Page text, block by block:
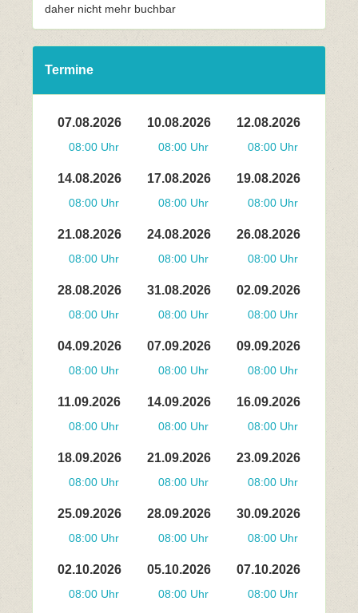
daher nicht mehr buchbar
Termine
07.08.2026
08:00 Uhr
10.08.2026
08:00 Uhr
12.08.2026
08:00 Uhr
14.08.2026
08:00 Uhr
17.08.2026
08:00 Uhr
19.08.2026
08:00 Uhr
21.08.2026
08:00 Uhr
24.08.2026
08:00 Uhr
26.08.2026
08:00 Uhr
28.08.2026
08:00 Uhr
31.08.2026
08:00 Uhr
02.09.2026
08:00 Uhr
04.09.2026
08:00 Uhr
07.09.2026
08:00 Uhr
09.09.2026
08:00 Uhr
11.09.2026
08:00 Uhr
14.09.2026
08:00 Uhr
16.09.2026
08:00 Uhr
18.09.2026
08:00 Uhr
21.09.2026
08:00 Uhr
23.09.2026
08:00 Uhr
25.09.2026
08:00 Uhr
28.09.2026
08:00 Uhr
30.09.2026
08:00 Uhr
02.10.2026
08:00 Uhr
05.10.2026
08:00 Uhr
07.10.2026
08:00 Uhr